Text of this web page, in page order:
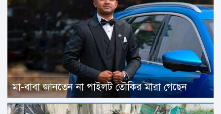
মা-বাবা জানতেন না পাইলট তৌকির মারা গেছেন